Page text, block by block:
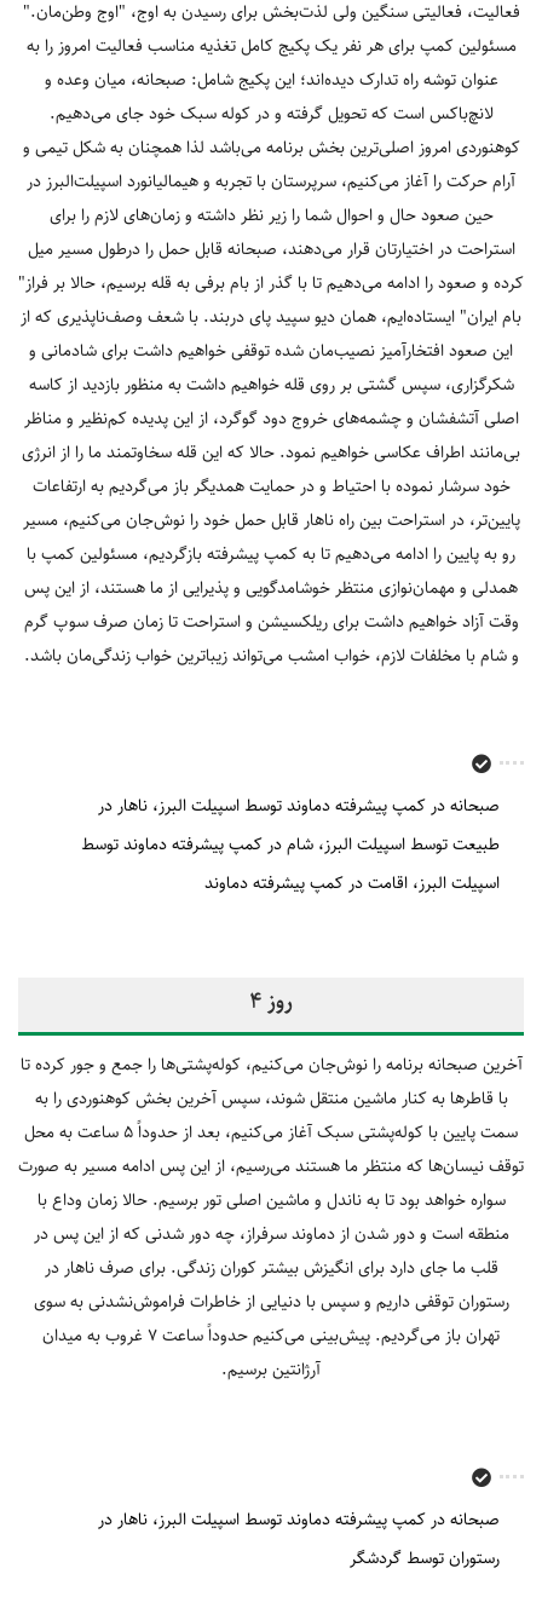
فعالیت، فعالیتی سنگین ولی لذت‌بخش برای رسیدن به اوج، "اوج وطن‌مان."
مسئولین کمپ برای هر نفر یک پکیج کامل تغذیه مناسب فعالیت امروز را به
عنوان توشه راه تدارک دیده‌اند؛ این پکیج شامل: صبحانه، میان وعده و
لانچ‌باکس است که تحویل گرفته و در کوله سبک خود جای می‌دهیم.
کوهنوردی‌ امروز اصلی‌ترین بخش برنامه می‌باشد لذا همچنان به شکل تیمی و
آرام حرکت را آغاز می‌کنیم، سرپرستان با تجربه و هیمالیانورد اسپیلت‌البرز در
حین صعود حال و احوال شما را زیر نظر داشته و زمان‌های لازم را برای
استراحت در اختیارتان قرار می‌دهند، صبحانه قابل حمل را درطول مسیر میل
کرده و صعود را ادامه می‌دهیم تا با گذر از بام برفی به قله برسیم، حالا بر فراز"
بام ایران" ایستاده‌ایم، همان دیو سپید پای دربند. با شعف وصف‌ناپذیری که از
این صعود افتخارآمیز نصیب‌مان شده توقفی خواهیم داشت برای شادمانی و
شکرگزاری، سپس گشتی بر روی قله خواهیم داشت به منظور بازدید از کاسه
اصلی آتشفشان و چشمه‌های خروج دود گوگرد، از این پدیده کم‌نظیر و مناظر
بی‌مانند اطراف عکاسی خواهیم نمود. حالا که این قله سخاوتمند ما را از انرژی
خود سرشار نموده با احتیاط و در حمایت همدیگر باز می‌گردیم به ارتفاعات
پایین‌تر، در استراحت بین راه ناهار قابل حمل خود را نوش‌جان می‌کنیم، مسیر
رو به پایین را ادامه می‌دهیم تا به کمپ پیشرفته بازگردیم، مسئولین کمپ با
همدلی و مهمان‌نوازی منتظر خوشامدگویی و پذیرایی از ما هستند، از این پس
وقت آزاد خواهیم داشت برای ریلکسیشن و استراحت تا زمان صرف سوپ گرم
و شام با مخلفات لازم، خواب امشب می‌تواند زیباترین خواب زندگی‌مان باشد.
صبحانه در کمپ پیشرفته دماوند توسط اسپیلت البرز ناهار در
طبیعت توسط اسپیلت البرز شام در کمپ پیشرفته دماوند توسط
اسپیلت البرز اقامت در کمپ پیشرفته دماوند
روز 4
آخرین صبحانه برنامه را نوش‌جان می‌کنیم، کوله‌پشتی‏‌ها را جمع و جور کرده تا
با قاطرها به کنار ماشین منتقل شوند، سپس آخرین بخش کوهنوردی را به
سمت پایین با کوله‌پشتی سبک آغاز می‌کنیم، بعد از حدوداً 5 ساعت به محل
توقف نیسان‌ها که منتظر ما هستند می‌رسیم، از این پس ادامه مسیر به صورت
سواره خواهد بود تا به ناندل و ماشین اصلی تور برسیم. حالا زمان وداع با
منطقه است و دور شدن از دماوند سرفراز، چه دور شدنی که از این پس در
قلب ما جای دارد برای انگیزش بیشتر کوران زندگی. برای صرف ناهار در
رستوران توقفی داریم و سپس با دنیایی از خاطرات فراموش‌نشدنی به سوی
تهران باز می‌گردیم. پیش‌بینی می‌کنیم حدوداً ساعت 7 غروب به میدان
آرژانتین برسیم.
صبحانه در کمپ پیشرفته دماوند توسط اسپیلت البرز ناهار در
رستوران توسط گردشگر